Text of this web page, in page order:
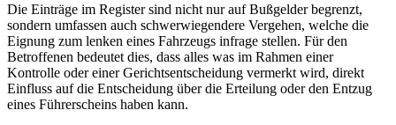
Die Einträge im Register sind nicht nur auf Bußgelder begrenzt,
sondern umfassen auch schwerwiegendere Vergehen, welche die
Eignung zum lenken eines Fahrzeugs infrage stellen. Für den
Betroffenen bedeutet dies, dass alles was im Rahmen einer
Kontrolle oder einer Gerichtsentscheidung vermerkt wird, direkt
Einfluss auf die Entscheidung über die Erteilung oder den Entzug
eines Führerscheins haben kann.